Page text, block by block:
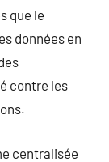
que le
données en
contre les
centralisée